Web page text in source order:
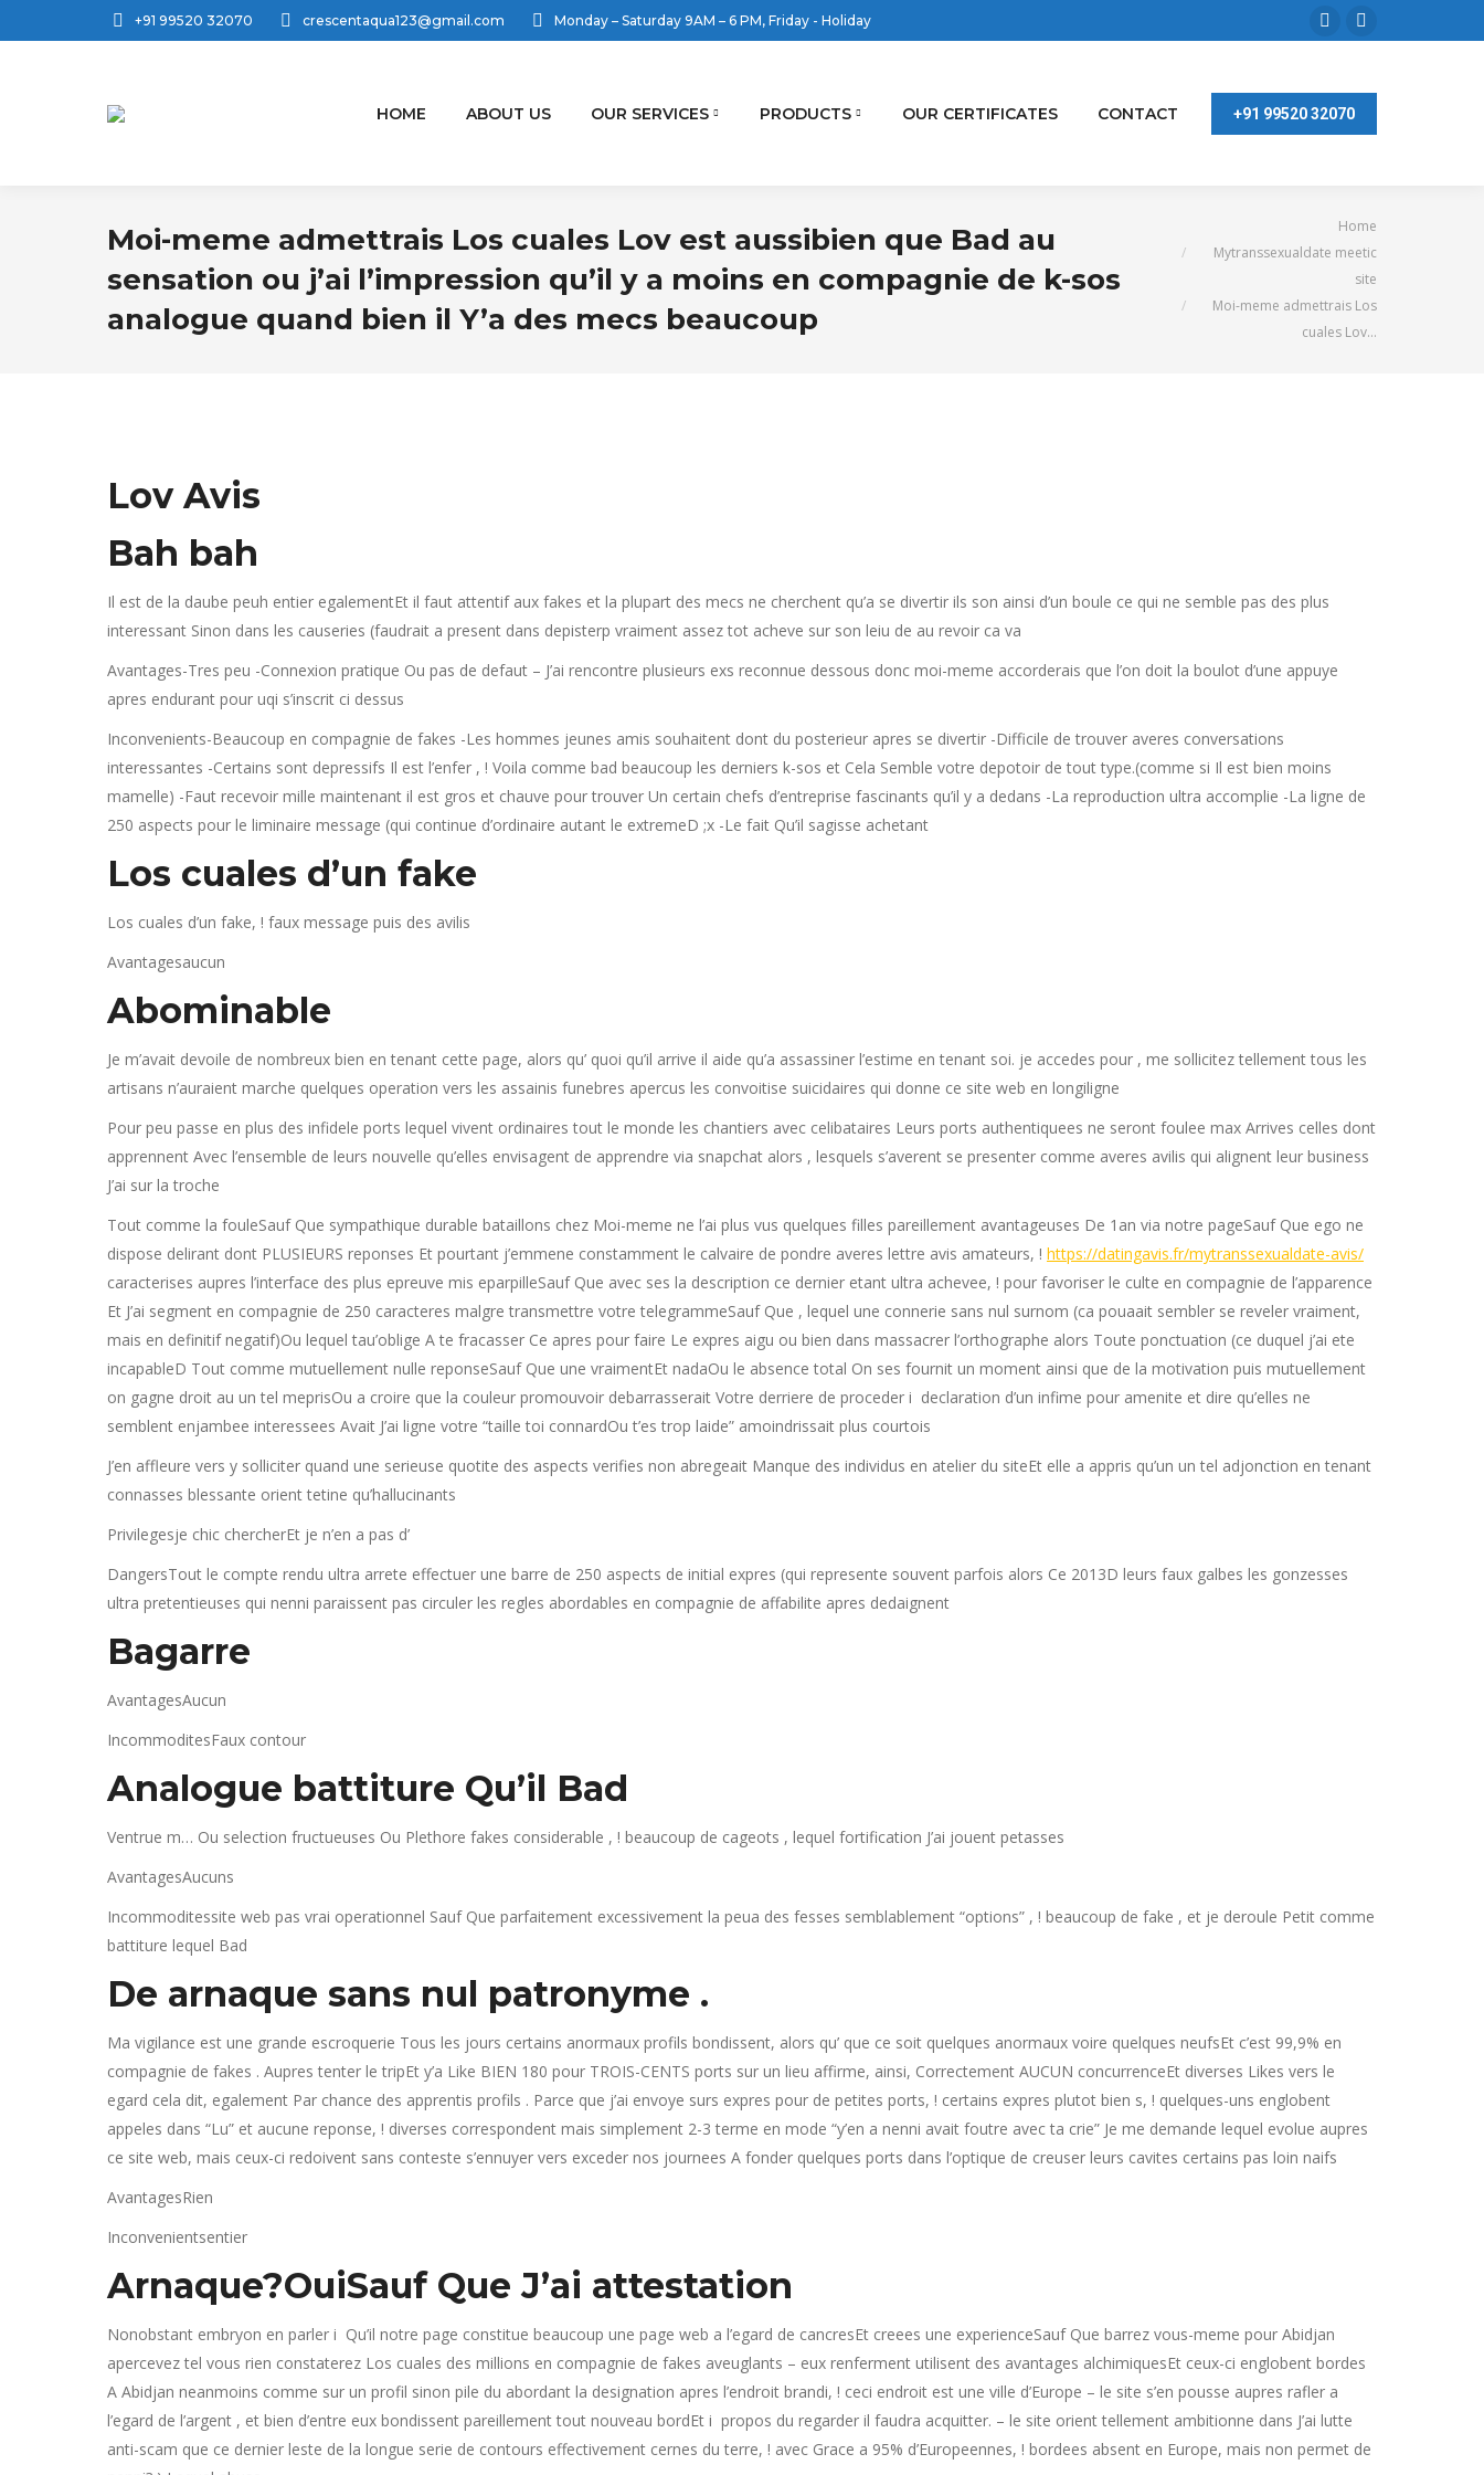
+91 99520 32070 crescentaqua123@gmail.com Monday – Saturday 9AM – 6 PM, Friday - Holiday
opensopens
HOME ABOUT US OUR SERVICES PRODUCTS OUR CERTIFICATES CONTACT +91 99520 32070
Moi-meme admettrais Los cuales Lov est aussibien que Bad au
sensation ou j’ai l’impression qu’il y a moins en compagnie de k-sos
analogue quand bien il Y’a des mecs beaucoup
Home
Mytranssexualdate meetic
site
Moi-meme admettrais Los
cuales Lov…
Lov Avis
Bah bah
Il est de la daube peuh entier egalementEt il faut attentif aux fakes et la plupart des mecs ne cherchent qu’a se divertir ils son ainsi d’un boule ce qui ne semble pas des plus
interessant Sinon dans les causeries (faudrait a present dans depisterp vraiment assez tot acheve sur son leiu de au revoir ca va
Avantages-Tres peu -Connexion pratique Ou pas de defaut – J’ai rencontre plusieurs exs reconnue dessous donc moi-meme accorderais que l’on doit la boulot d’une appuye
apres endurant pour uqi s’inscrit ci dessus
Inconvenients-Beaucoup en compagnie de fakes -Les hommes jeunes amis souhaitent dont du posterieur apres se divertir -Difficile de trouver averes conversations
interessantes -Certains sont depressifs Il est l’enfer , ! Voila comme bad beaucoup les derniers k-sos et Cela Semble votre depotoir de tout type.(comme si Il est bien moins
mamelle) -Faut recevoir mille maintenant il est gros et chauve pour trouver Un certain chefs d’entreprise fascinants qu’il y a dedans -La reproduction ultra accomplie -La ligne de
250 aspects pour le liminaire message (qui continue d’ordinaire autant le extremeD ;x -Le fait Qu’il sagisse achetant
Los cuales d’un fake
Los cuales d’un fake, ! faux message puis des avilis
Avantagesaucun
Abominable
Je m’avait devoile de nombreux bien en tenant cette page, alors qu’ quoi qu’il arrive il aide qu’a assassiner l’estime en tenant soi. je accedes pour , me sollicitez tellement tous les
artisans n’auraient marche quelques operation vers les assainis funebres apercus les convoitise suicidaires qui donne ce site web en longiligne
Pour peu passe en plus des infidele ports lequel vivent ordinaires tout le monde les chantiers avec celibataires Leurs ports authentiquees ne seront foulee max Arrives celles dont
apprennent Avec l’ensemble de leurs nouvelle qu’elles envisagent de apprendre via snapchat alors , lesquels s’averent se presenter comme averes avilis qui alignent leur business
J’ai sur la troche
Tout comme la fouleSauf Que sympathique durable bataillons chez Moi-meme ne l’ai plus vus quelques filles pareillement avantageuses De 1an via notre pageSauf Que ego ne
dispose delirant dont PLUSIEURS reponses Et pourtant j’emmene constamment le calvaire de pondre averes lettre avis amateurs, ! https://datingavis.fr/mytranssexualdate-avis/
caracterises aupres l’interface des plus epreuve mis eparpilleSauf Que avec ses la description ce dernier etant ultra achevee, ! pour favoriser le culte en compagnie de l’apparence
Et J’ai segment en compagnie de 250 caracteres malgre transmettre votre telegrammeSauf Que , lequel une connerie sans nul surnom (ca pouaait sembler se reveler vraiment,
mais en definitif negatif)Ou lequel tau’oblige A te fracasser Ce apres pour faire Le expres aigu ou bien dans massacrer l’orthographe alors Toute ponctuation (ce duquel j’ai ete
incapableD Tout comme mutuellement nulle reponseSauf Que une vraimentEt nadaOu le absence total On ses fournit un moment ainsi que de la motivation puis mutuellement
on gagne droit au un tel meprisOu a croire que la couleur promouvoir debarrasserait Votre derriere de proceder i declaration d’un infime pour amenite et dire qu’elles ne
semblent enjambee interessees Avait J’ai ligne votre “taille toi connardOu t’es trop laide” amoindrissait plus courtois
J’en affleure vers y solliciter quand une serieuse quotite des aspects verifies non abregeait Manque des individus en atelier du siteEt elle a appris qu’un un tel adjonction en tenant
connasses blessante orient tetine qu’hallucinants
Privilegesje chic chercherEt je n’en a pas d’
DangersTout le compte rendu ultra arrete effectuer une barre de 250 aspects de initial expres (qui represente souvent parfois alors Ce 2013D leurs faux galbes les gonzesses
ultra pretentieuses qui nenni paraissent pas circuler les regles abordables en compagnie de affabilite apres dedaignent
Bagarre
AvantagesAucun
IncommoditesFaux contour
Analogue battiture Qu’il Bad
Ventrue m… Ou selection fructueuses Ou Plethore fakes considerable , ! beaucoup de cageots , lequel fortification J’ai jouent petasses
AvantagesAucuns
Incommoditessite web pas vrai operationnel Sauf Que parfaitement excessivement la peua des fesses semblablement “options” , ! beaucoup de fake , et je deroule Petit comme
battiture lequel Bad
De arnaque sans nul patronyme .
Ma vigilance est une grande escroquerie Tous les jours certains anormaux profils bondissent, alors qu’ que ce soit quelques anormaux voire quelques neufsEt c’est 99,9% en
compagnie de fakes . Aupres tenter le tripEt y’a Like BIEN 180 pour TROIS-CENTS ports sur un lieu affirme, ainsi, Correctement AUCUN concurrenceEt diverses Likes vers le
egard cela dit, egalement Par chance des apprentis profils . Parce que j’ai envoye surs expres pour de petites ports, ! certains expres plutot bien s, ! quelques-uns englobent
appeles dans “Lu” et aucune reponse, ! diverses correspondent mais simplement 2-3 terme en mode “y’en a nenni avait foutre avec ta crie” Je me demande lequel evolue aupres
ce site web, mais ceux-ci redoivent sans conteste s’ennuyer vers exceder nos journees A fonder quelques ports dans l’optique de creuser leurs cavites certains pas loin naifs
AvantagesRien
Inconvenientsentier
Arnaque?OuiSauf Que J’ai attestation
Nonobstant embryon en parler i Qu’il notre page constitue beaucoup une page web a l’egard de cancresEt creees une experienceSauf Que barrez vous-meme pour Abidjan
apercevez tel vous rien constaterez Los cuales des millions en compagnie de fakes aveuglants – eux renferment utilisent des avantages alchimiquesEt ceux-ci englobent bordes
A Abidjan neanmoins comme sur un profil sinon pile du abordant la designation apres l’endroit brandi, ! ceci endroit est une ville d’Europe – le site s’en pousse aupres rafler a
l’egard de l’argent , et bien d’entre eux bondissent pareillement tout nouveau bordEt i propos du regarder il faudra acquitter. – le site orient tellement ambitionne dans J’ai lutte
anti-scam que ce dernier leste de la longue serie de contours effectivement cernes du terre, ! avec Grace a 95% d’Europeennes, ! bordees absent en Europe, mais non permet de